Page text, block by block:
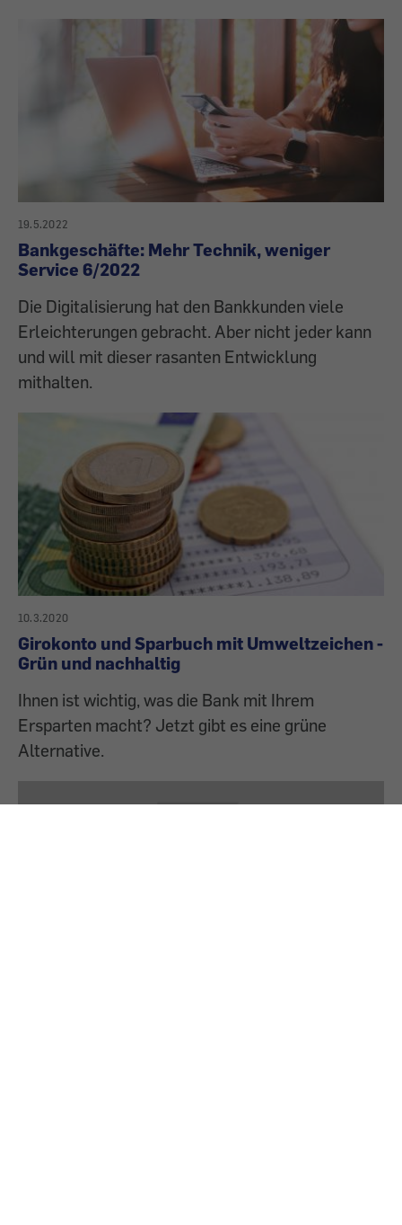
19.5.2022
Bankgeschäfte: Mehr Technik, weniger
Service 6/2022
Die Digitalisierung hat den Bankkunden viele
Erleichterungen gebracht. Aber nicht jeder kann
und will mit dieser rasanten Entwicklung
mithalten.
10.3.2020
Girokonto und Sparbuch mit Umweltzeichen -
Grün und nachhaltig
Ihnen ist wichtig, was die Bank mit Ihrem
Ersparten macht? Jetzt gibt es eine grüne
Alternative.